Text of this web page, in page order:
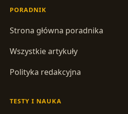
PORADNIK
Strona główna poradnika
Wszystkie artykuły
Polityka redakcyjna
TESTY I NAUKA